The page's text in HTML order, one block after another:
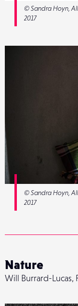
© Sandra Hoyn,
2017
© Sandra Hoyn,
2017
Nature
Will Burrard-Lucas,